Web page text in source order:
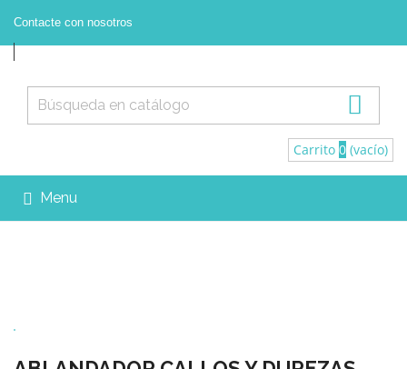
Contacte con nosotros

Carrito 0 (vacío)
 Menu